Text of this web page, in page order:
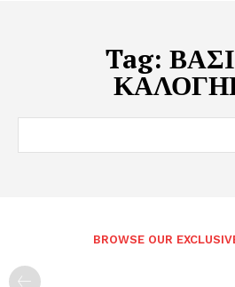
Tag:
BROWSE OUR